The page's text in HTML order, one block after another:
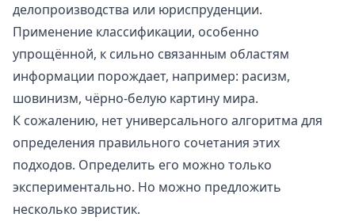
делопроизводства или юриспруденции.
Применение классификации, особенно
упрощённой, к сильно связанным областям
информации порождает, например: расизм,
шовинизм, чёрно-белую картину мира.
К сожалению, нет универсального алгоритма для
определения правильного сочетания этих
подходов. Определить его можно только
экспериментально. Но можно предложить
несколько эвристик.